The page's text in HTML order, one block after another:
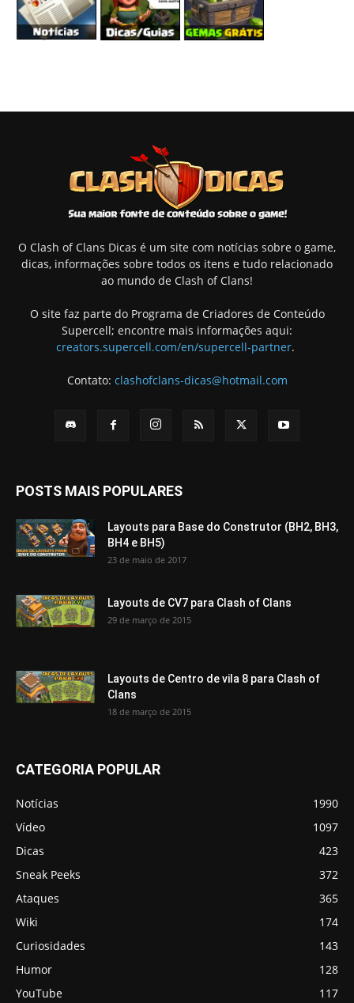
O Clash of Clans Dicas é um site com notícias sobre o game,
dicas, informações sobre todos os itens e tudo relacionado
ao mundo de Clash of Clans!
O site faz parte do Programa de Criadores de Conteúdo
Supercell; encontre mais informações aqui:
creators.supercell.com/en/supercell-partner.
Contato: clashofclans-dicas@hotmail.com
POSTS MAIS POPULARES
Layouts para Base do Construtor (BH2, BH3,
BH4 e BH5)
23 de maio de 2017
Layouts de CV7 para Clash of Clans
29 de março de 2015
Layouts de Centro de vila 8 para Clash of
Clans
18 de março de 2015
CATEGORIA POPULAR
Notícias
1990
Vídeo
1097
Dicas
423
Sneak Peeks
372
Ataques
365
Wiki
174
Curiosidades
143
Humor
128
YouTube
117